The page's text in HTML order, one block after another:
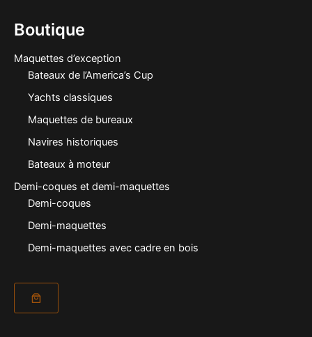
Boutique
Maquettes d’exception
Bateaux de l’America’s Cup
Yachts classiques
Maquettes de bureaux
Navires historiques
Bateaux à moteur
Demi-coques et demi-maquettes
Demi-coques
Demi-maquettes
Demi-maquettes avec cadre en bois